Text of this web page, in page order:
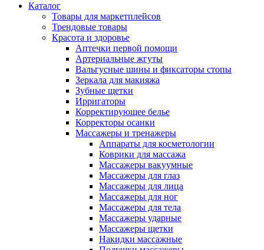
Каталог
Товары для маркетплейсов
Трендовые товары
Красота и здоровье
Аптечки первой помощи
Артериальные жгуты
Вальгусные шины и фиксаторы стопы
Зеркала для макияжа
Зубные щетки
Ирригаторы
Корректирующее белье
Корректоры осанки
Массажеры и тренажеры
Аппараты для косметологии
Коврики для массажа
Массажеры вакуумные
Массажеры для глаз
Массажеры для лица
Массажеры для ног
Массажеры для тела
Массажеры ударные
Массажеры щетки
Накидки массажные